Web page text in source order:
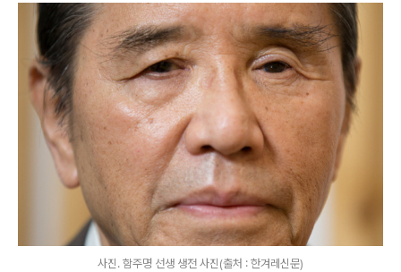
사진. 함주명 선생 생전 사진(출처 : 한겨레신문)